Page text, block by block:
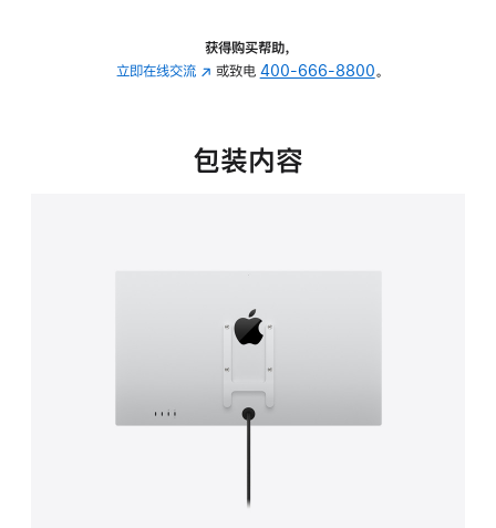
的
获得购买帮助，
立即在线交流 (在
中
或致电 400-666-8800。
包装内容